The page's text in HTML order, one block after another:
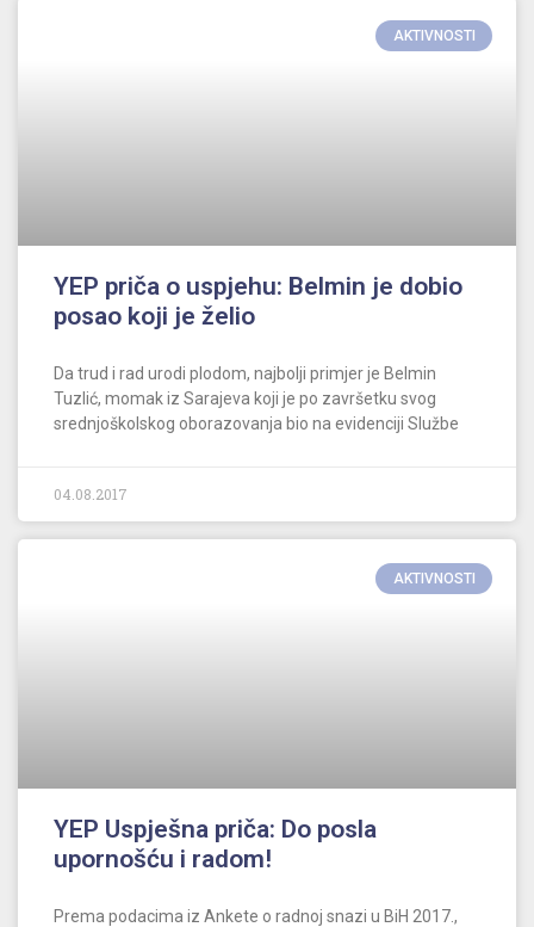
AKTIVNOSTI
YEP priča o uspjehu: Belmin je dobio
posao koji je želio
Da trud i rad urodi plodom, najbolji primjer je Belmin
Tuzlić, momak iz Sarajeva koji je po završetku svog
srednjoškolskog oborazovanja bio na evidenciji Službe
04.08.2017
AKTIVNOSTI
YEP Uspješna priča: Do posla
upornošću i radom!
Prema podacima iz Ankete o radnoj snazi u BiH 2017.,